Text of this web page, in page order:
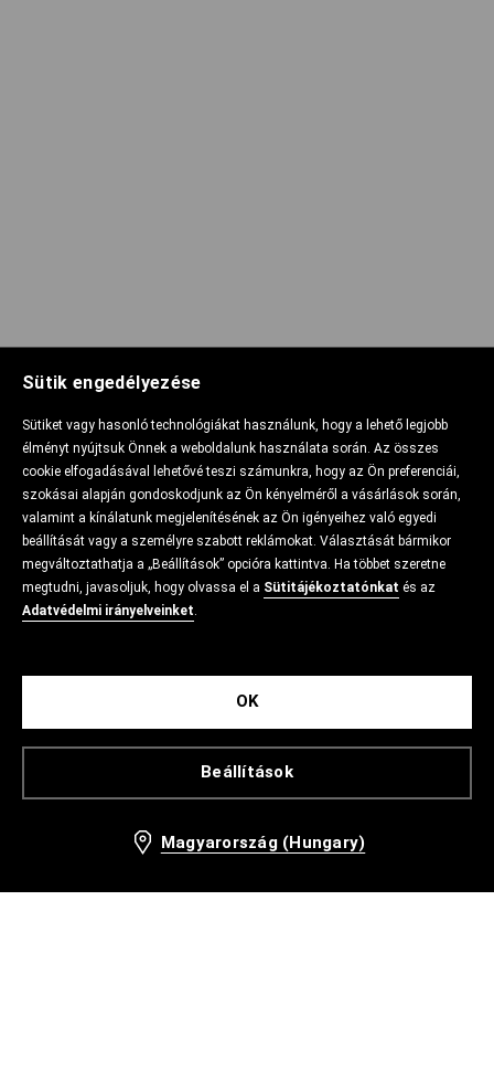
Sütik engedélyezése
Sütiket vagy hasonló technológiákat használunk, hogy a lehető legjobb
élményt nyújtsuk Önnek a weboldalunk használata során. Az összes
cookie elfogadásával lehetővé teszi számunkra, hogy az Ön preferenciái,
szokásai alapján gondoskodjunk az Ön kényelméről a vásárlások során,
valamint a kínálatunk megjelenítésének az Ön igényeihez való egyedi
beállítását vagy a személyre szabott reklámokat. Választását bármikor
megváltoztathatja a „Beállítások” opcióra kattintva. Ha többet szeretne
megtudni, javasoljuk, hogy olvassa el a Sütitájékoztatónkat és az
Adatvédelmi irányelveinket.
Beállítások
OK
Magyarország (Hungary)